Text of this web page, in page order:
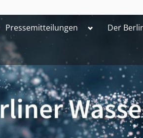
Pressemitteilungen ToggleDer